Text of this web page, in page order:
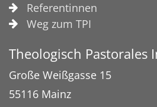
Referentinnen
Weg zum TPI
Theologisch Pastorales
Große Weißgasse 15
55116 Mainz